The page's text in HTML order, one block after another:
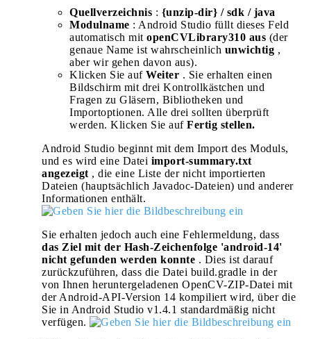
Quellverzeichnis : {unzip-dir} / sdk / java
Modulname : Android Studio füllt dieses Feld
automatisch mit openCVLibrary310 aus (der
genaue Name ist wahrscheinlich unwichtig ,
aber wir gehen davon aus).
Klicken Sie auf Weiter . Sie erhalten einen
Bildschirm mit drei Kontrollkästchen und
Fragen zu Gläsern, Bibliotheken und
Importoptionen. Alle drei sollten überprüft
werden. Klicken Sie auf Fertig stellen.
Android Studio beginnt mit dem Import des Moduls,
und es wird eine Datei import-summary.txt
angezeigt , die eine Liste der nicht importierten
Dateien (hauptsächlich Javadoc-Dateien) und anderer
Informationen enthält.
Sie erhalten jedoch auch eine Fehlermeldung, dass
das Ziel mit der Hash-Zeichenfolge 'android-14'
nicht gefunden werden konnte . Dies ist darauf
zurückzuführen, dass die Datei build.gradle in der
von Ihnen heruntergeladenen OpenCV-ZIP-Datei mit
der Android-API-Version 14 kompiliert wird, über die
Sie in Android Studio v1.4.1 standardmäßig nicht
verfügen.